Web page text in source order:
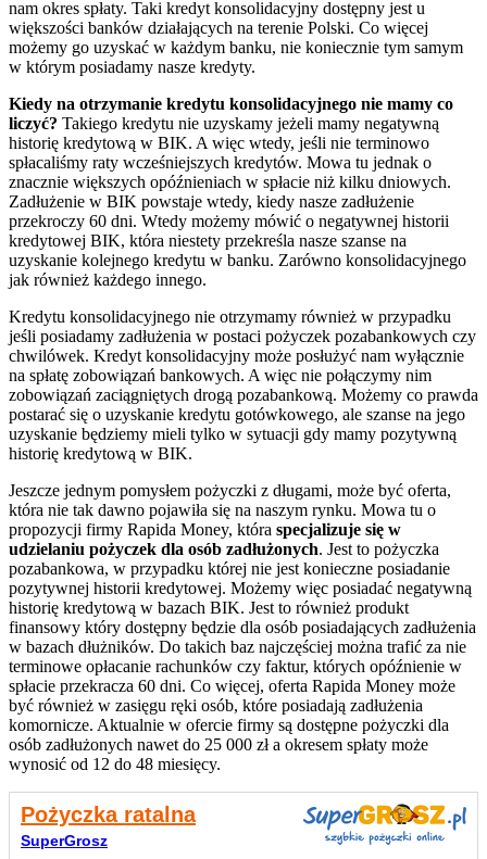
nam okres spłaty. Taki kredyt konsolidacyjny dostępny jest u
większości banków działających na terenie Polski. Co więcej
możemy go uzyskać w każdym banku, nie koniecznie tym samym
w którym posiadamy nasze kredyty.
Kiedy na otrzymanie kredytu konsolidacyjnego nie mamy co
liczyć? Takiego kredytu nie uzyskamy jeżeli mamy negatywną
historię kredytową w BIK. A więc wtedy, jeśli nie terminowo
spłacaliśmy raty wcześniejszych kredytów. Mowa tu jednak o
znacznie większych opóźnieniach w spłacie niż kilku dniowych.
Zadłużenie w BIK powstaje wtedy, kiedy nasze zadłużenie
przekroczy 60 dni. Wtedy możemy mówić o negatywnej historii
kredytowej BIK, która niestety przekreśla nasze szanse na
uzyskanie kolejnego kredytu w banku. Zarówno konsolidacyjnego
jak również każdego innego.
Kredytu konsolidacyjnego nie otrzymamy również w przypadku
jeśli posiadamy zadłużenia w postaci pożyczek pozabankowych czy
chwilówek. Kredyt konsolidacyjny może posłużyć nam wyłącznie
na spłatę zobowiązań bankowych. A więc nie połączymy nim
zobowiązań zaciągniętych drogą pozabankową. Możemy co prawda
postarać się o uzyskanie kredytu gotówkowego, ale szanse na jego
uzyskanie będziemy mieli tylko w sytuacji gdy mamy pozytywną
historię kredytową w BIK.
Jeszcze jednym pomysłem pożyczki z długami, może być oferta,
która nie tak dawno pojawiła się na naszym rynku. Mowa tu o
propozycji firmy Rapida Money, która specjalizuje się w
udzielaniu pożyczek dla osób zadłużonych. Jest to pożyczka
pozabankowa, w przypadku której nie jest konieczne posiadanie
pozytywnej historii kredytowej. Możemy więc posiadać negatywną
historię kredytową w bazach BIK. Jest to również produkt
finansowy który dostępny będzie dla osób posiadających zadłużenia
w bazach dłużników. Do takich baz najczęściej można trafić za nie
terminowe opłacanie rachunków czy faktur, których opóźnienie w
spłacie przekracza 60 dni. Co więcej, oferta Rapida Money może
być również w zasięgu ręki osób, które posiadają zadłużenia
komornicze. Aktualnie w ofercie firmy są dostępne pożyczki dla
osób zadłużonych nawet do 25 000 zł a okresem spłaty może
wynosić od 12 do 48 miesięcy.
Pożyczka ratalna
SuperGrosz